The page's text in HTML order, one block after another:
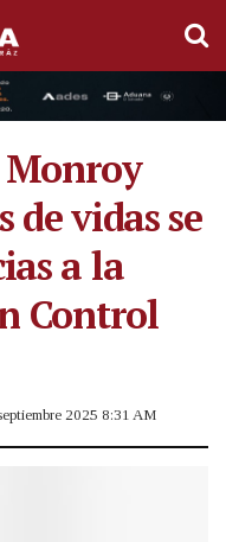
de vidas se
a la
Control
2025 8:31 AM